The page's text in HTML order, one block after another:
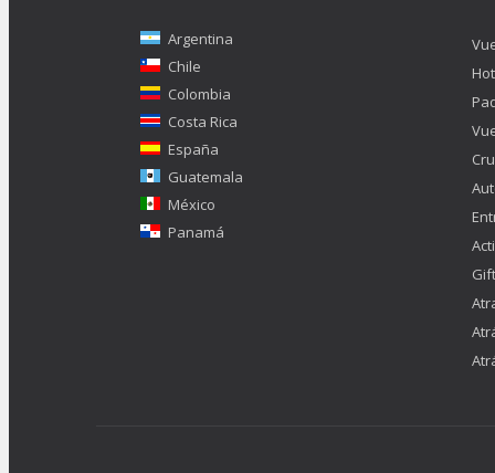
Argentina
Chile
Colombia
Costa Rica
España
Guatemala
México
Panamá